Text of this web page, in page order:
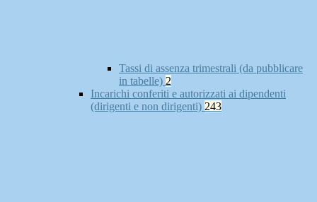
Tassi di assenza trimestrali (da pubblicare
in tabelle) 2
Incarichi conferiti e autorizzati ai dipendenti
(dirigenti e non dirigenti) 243